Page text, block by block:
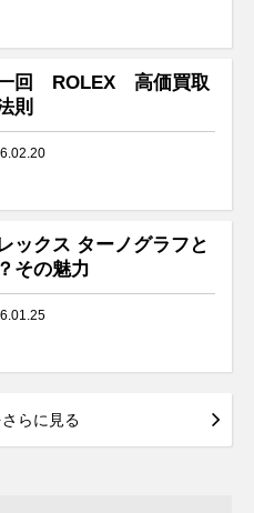
回 ROLEX 高価買取
則
ックス ターノグラフと
その魅力
らに見る